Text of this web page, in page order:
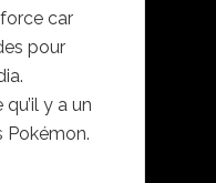
car
pour
qu’il y a un
Pokémon.